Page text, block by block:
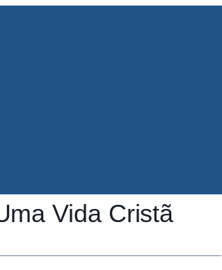
Vida Cristã